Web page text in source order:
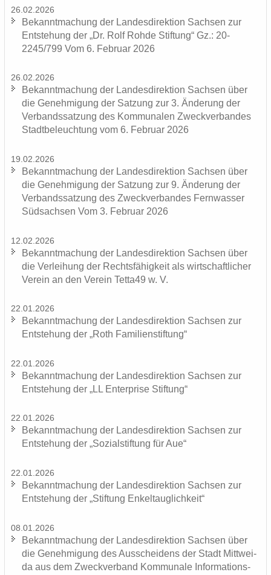
26.02.2026
Be­kannt­ma­chung der Lan­des­di­rek­ti­on Sach­sen zur
Ent­ste­hung der „Dr. Rolf Rohde Stif­tung“ Gz.: 20-
2245/799 Vom 6. Fe­bru­ar 2026
26.02.2026
Be­kannt­ma­chung der Lan­des­di­rek­ti­on Sach­sen über
die Ge­neh­mi­gung der Sat­zung zur 3. Än­de­rung der
Ver­bands­sat­zung des Kom­mu­na­len Zweck­ver­ban­des
Stadt­be­leuch­tung vom 6. Fe­bru­ar 2026
19.02.2026
Be­kannt­ma­chung der Lan­des­di­rek­ti­on Sach­sen über
die Ge­neh­mi­gung der Sat­zung zur 9. Än­de­rung der
Ver­bands­sat­zung des Zweck­ver­ban­des Fern­was­ser
Süd­sach­sen Vom 3. Fe­bru­ar 2026
12.02.2026
Be­kannt­ma­chung der Lan­des­di­rek­ti­on Sach­sen über
die Ver­lei­hung der Rechts­fä­hig­keit als wirt­schaft­li­cher
Ver­ein an den Ver­ein Tetta49 w. V.
22.01.2026
Be­kannt­ma­chung der Lan­des­di­rek­ti­on Sach­sen zur
Ent­ste­hung der „Roth Fa­mi­li­en­stif­tung“
22.01.2026
Be­kannt­ma­chung der Lan­des­di­rek­ti­on Sach­sen zur
Ent­ste­hung der „LL En­ter­pri­se Stif­tung“
22.01.2026
Be­kannt­ma­chung der Lan­des­di­rek­ti­on Sach­sen zur
Ent­ste­hung der „So­zi­al­stif­tung für Aue“
22.01.2026
Be­kannt­ma­chung der Lan­des­di­rek­ti­on Sach­sen zur
Ent­ste­hung der „Stif­tung En­kel­taug­lich­keit“
08.01.2026
Be­kannt­ma­chung der Lan­des­di­rek­ti­on Sach­sen über
die Ge­neh­mi­gung des Aus­schei­dens der Stadt Mitt­wei­
da aus dem Zweck­ver­band Kom­mu­na­le In­for­ma­ti­ons­